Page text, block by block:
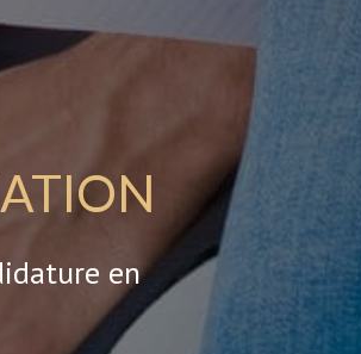
en